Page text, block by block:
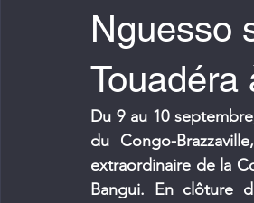
Nguesso
Touadéra
Du 9 au 10
du Congo-
extraordinaire de la
Bangui. En clôture